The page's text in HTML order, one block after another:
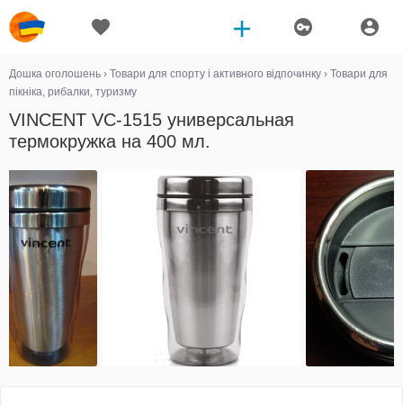
Дошка оголошень › Товари для спорту і активного відпочинку › Товари для
пікніка, рибалки, туризму
VINCENT VC-1515 универсальная
термокружка на 400 мл.